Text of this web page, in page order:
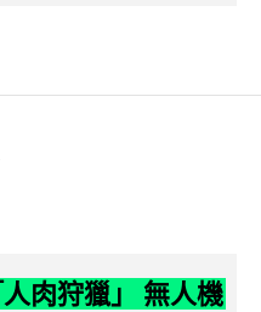
肉狩獵」 無人機